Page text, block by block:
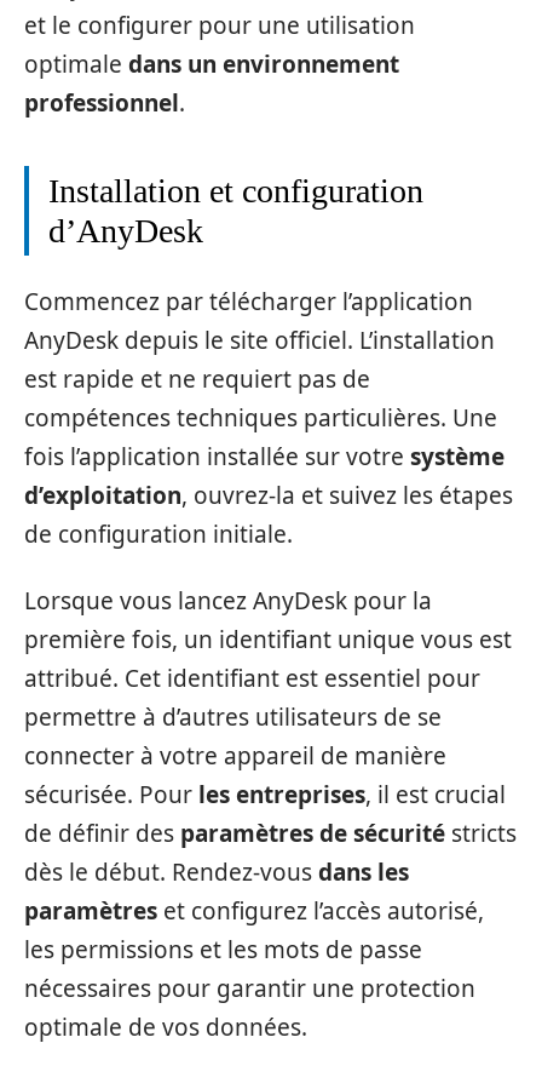
et le configurer pour une utilisation
optimale dans un environnement
professionnel.
Installation et configuration
d’AnyDesk
Commencez par télécharger l’application
AnyDesk depuis le site officiel. L’installation
est rapide et ne requiert pas de
compétences techniques particulières. Une
fois l’application installée sur votre système
d’exploitation, ouvrez-la et suivez les étapes
de configuration initiale.
Lorsque vous lancez AnyDesk pour la
première fois, un identifiant unique vous est
attribué. Cet identifiant est essentiel pour
permettre à d’autres utilisateurs de se
connecter à votre appareil de manière
sécurisée. Pour les entreprises, il est crucial
de définir des paramètres de sécurité stricts
dès le début. Rendez-vousdans les
paramètres et configurez l’accès autorisé,
les permissions et les mots de passe
nécessaires pour garantir une protection
optimale de vos données.